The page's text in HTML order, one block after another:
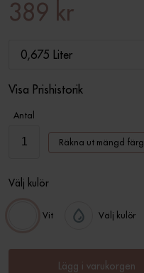
389 kr
0,675 Liter
Visa Prishistorik
Antal
Räkna ut mängd färg
Välj kulör
Vit Välj kulör
Lägg i varukorgen